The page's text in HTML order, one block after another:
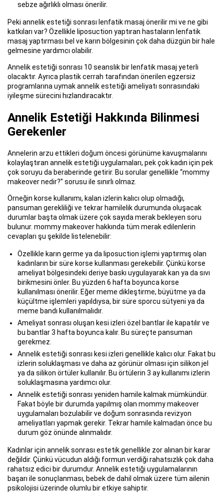
sebze ağırlıklı olması önerilir.
Peki annelik estetiği sonrası lenfatik masaj önerilir mi ve ne gibi
katkıları var? Özellikle liposuction yaptıran hastaların lenfatik
masaj yaptırması bel ve karın bölgesinin çok daha düzgün bir hale
gelmesine yardımcı olabilir.
Annelik estetiği sonrası 10 seanslık bir lenfatik masaj yeterli
olacaktır. Ayrıca plastik cerrah tarafından önerilen egzersiz
programlarına uymak annelik estetiği ameliyatı sonrasındaki
iyileşme sürecini hızlandıracaktır.
Annelik Estetiği Hakkında Bilinmesi
Gerekenler
Annelerin arzu ettikleri doğum öncesi görünüme kavuşmalarını
kolaylaştıran annelik estetiği uygulamaları, pek çok kadın için pek
çok soruyu da beraberinde getirir. Bu sorular genellikle “mommy
makeover nedir?” sorusu ile sınırlı olmaz.
Örneğin korse kullanımı, kalan izlerin kalıcı olup olmadığı,
pansuman gerekliliği ve tekrar hamilelik durumunda oluşacak
durumlar başta olmak üzere çok sayıda merak bekleyen soru
bulunur. mommy makeover hakkında tüm merak edilenlerin
cevapları şu şekilde listelenebilir:
Özellikle karın germe ya da liposuction işlemi yaptırmış olan
kadınların bir süre korse kullanması gerekebilir. Çünkü korse
ameliyat bölgesindeki deriye baskı uygulayarak kan ya da sıvı
birikmesini önler. Bu yüzden 6 hafta boyunca korse
kullanılması önerilir. Eğer meme dikleştirme, büyütme ya da
küçültme işlemleri yapıldıysa, bir süre sporcu sütyeni ya da
meme bandı kullanılmalıdır.
Ameliyat sonrası oluşan kesi izleri özel bantlar ile kapatılır ve
bu bantlar 3 hafta boyunca kalır. Bu süreçte pansuman
gerekmez.
Annelik estetiği sonrası kesi izleri genellikle kalıcı olur. Fakat bu
izlerin soluklaşması ve daha az görünür olması için silikon jel
ya da silikon örtüler kullanılır. Bu örtülerin 3 ay kullanımı izlerin
soluklaşmasına yardımcı olur.
Annelik estetiği sonrası yeniden hamile kalmak mümkündür.
Fakat böyle bir durumda yapılmış olan mommy makeover
uygulamaları bozulabilir ve doğum sonrasında revizyon
ameliyatları yapmak gerekir. Tekrar hamile kalmadan önce bu
durum göz önünde alınmalıdır.
Kadınlar için annelik sonrası estetik genellikle zor alınan bir karar
değildir. Çünkü vücudun aldığı formun verdiği rahatsızlık çok daha
rahatsız edici bir durumdur. Annelik estetiği uygulamalarının
başarı ile sonuçlanması, bebek de dahil olmak üzere tüm ailenin
psikolojisi üzerinde olumlu bir etkiye sahiptir.